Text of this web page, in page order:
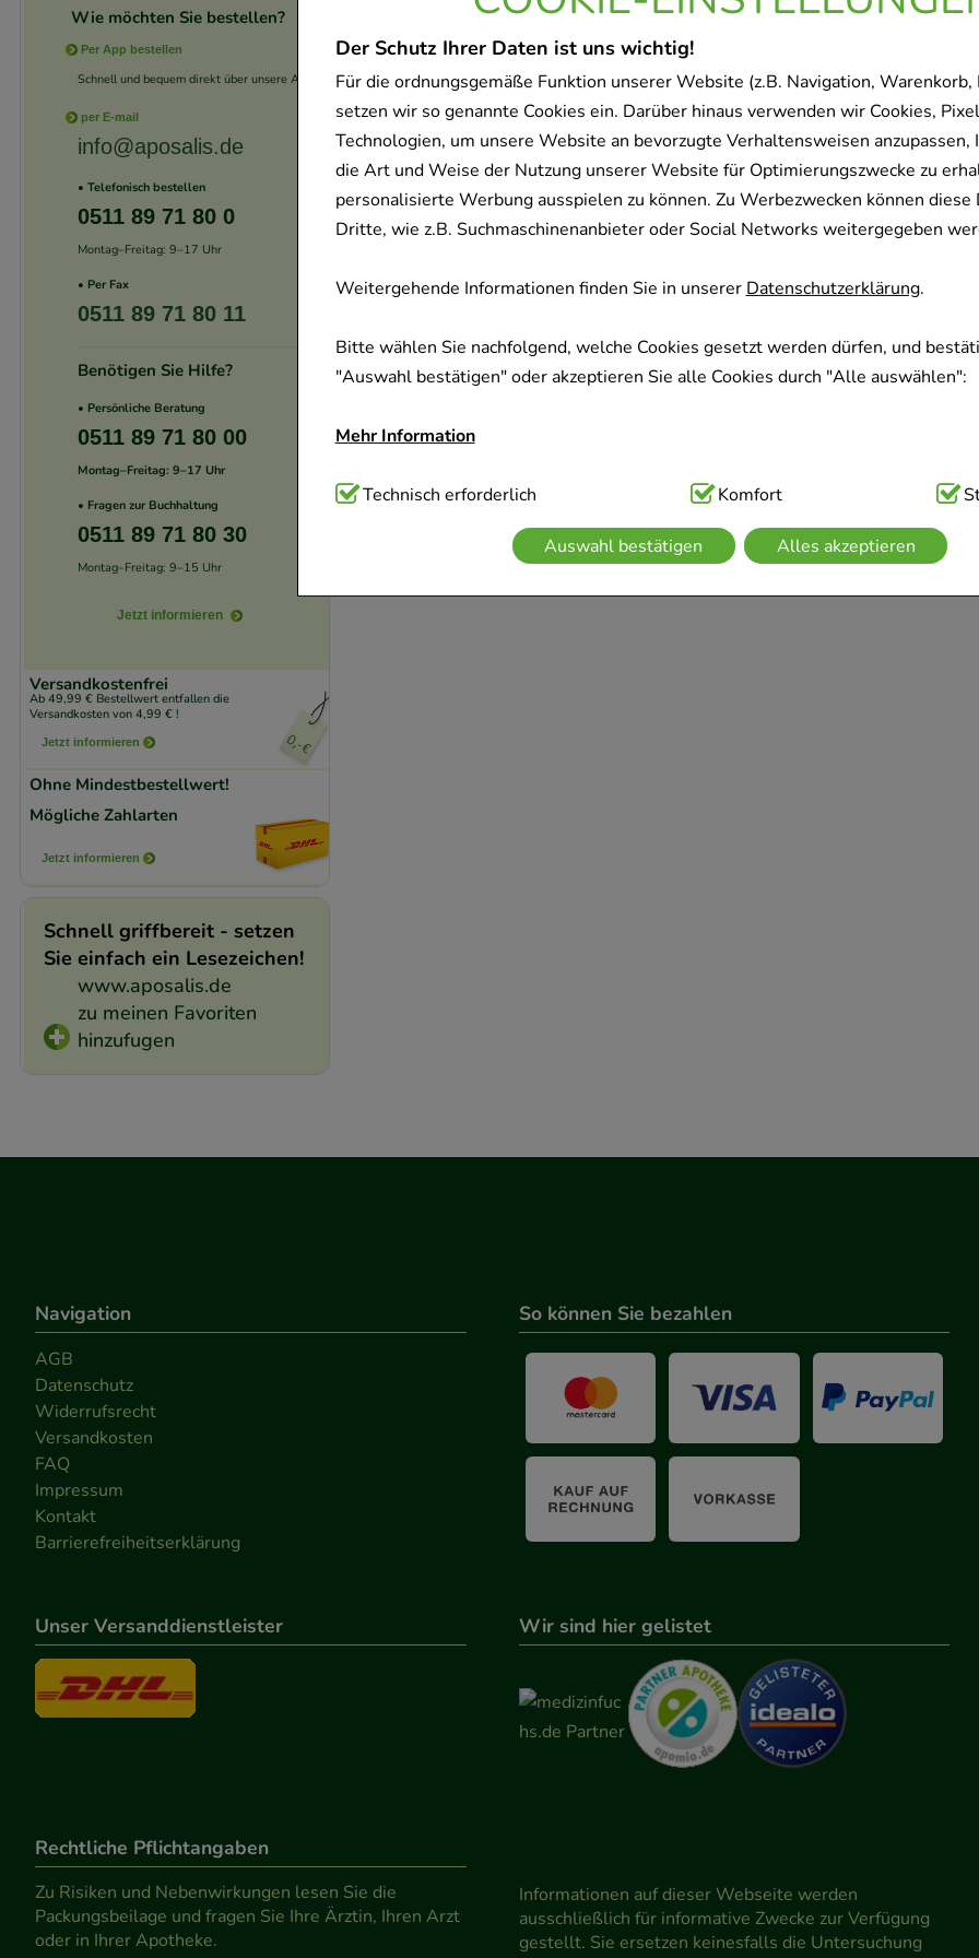
Der Schutz Ihrer Daten ist uns wichtig!
Für die ordnungsgemäße Funktion unserer Website (z.B. Navigation, Warenkorb,
setzen wir so genannte Cookies ein. Darüber hinaus verwenden wir Cookies,
Technologien, um unsere Website an bevorzugte Verhaltensweisen anzupassen,
die Art und Weise der Nutzung unserer Website für Optimierungszwecke zu
personalisierte Werbung ausspielen zu können. Zu Werbezwecken können diese
Dritte, wie z.B. Suchmaschinenanbieter oder Social Networks weitergegeben
Weitergehende Informationen finden Sie in unsererDatenschutzerklärung.
Bitte wählen Sie nachfolgend, welche Cookies gesetzt werden dürfen, und
"Auswahl bestätigen" oder akzeptieren Sie alle Cookies durch "Alle auswählen":
Mehr Information
Technisch Notwendig:Hierbei handelt es sich um Cookies, die für die
Website notwendig sind (z.B. Navigation, Warenkorb, Kundenkonto), weshalb
verzichtet werden kann.
Technisch erforderlich Komfort
Auswahl bestätigen Alles akzeptieren
Wie möchten Sie bestellen?
Per App bestellen
Schnell und bequem direkt über unsere App.
per E-mail
info@aposalis.de
• Telefonisch bestellen
0511 89 71 80 0
Montag–Freitag: 9–17 Uhr
• Per Fax
0511 89 71 80 11
Benötigen Sie Hilfe?
• Persönliche Beratung
0511 89 71 80 00
Montag–Freitag: 9–17 Uhr
• Fragen zur Buchhaltung
0511 89 71 80 30
Montag–Freitag: 9–15 Uhr
Jetzt informieren
Versandkostenfrei
Ab 49,99 € Bestellwert entfallen die
Versandkosten von 4,99 € !
Jetzt informieren
Ohne Mindestbestellwert!
Mögliche Zahlarten
Jetzt informieren
Schnell griffbereit - setzen
Sie einfach ein Lesezeichen!
www.aposalis.de
zu meinen Favoriten
hinzufugen
Navigation
AGB
Datenschutz
Widerrufsrecht
Versandkosten
FAQ
Impressum
Kontakt
Barrierefreiheitserklärung
So können Sie bezahlen
Unser Versanddienstleister Wir sind hier gelistet
Rechtliche Pflichtangaben
Zu Risiken und Nebenwirkungen lesen Sie die
Packungsbeilage und fragen Sie Ihre Ärztin, Ihren Arzt
oder in Ihrer Apotheke.
Informationen auf dieser Webseite werden
ausschließlich für informative Zwecke zur Verfügung
gestellt. Sie ersetzen keinesfalls die Untersuchung